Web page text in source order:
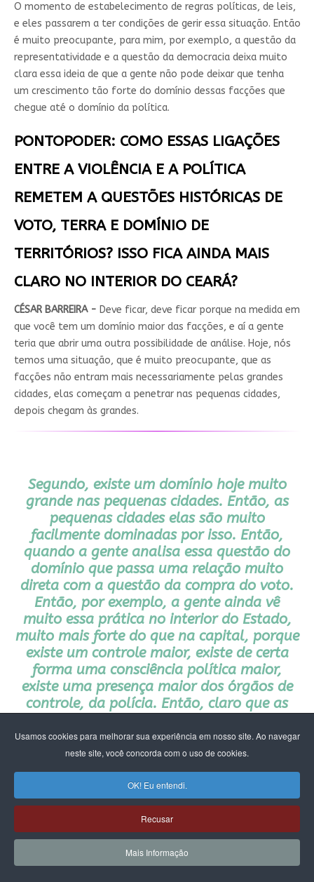
Usamos cookies para melhorar sua experiência em nosso site. Ao navegar
neste site, você concorda com o uso de cookies.
OK! Eu entendi.
Recusar
Mais Informação
O momento de estabelecimento de regras políticas, de leis,
e eles passarem a ter condições de gerir essa situação. Então
é muito preocupante, para mim, por exemplo, a questão da
representatividade e a questão da democracia deixa muito
clara essa ideia de que a gente não pode deixar que tenha
um crescimento tão forte do domínio dessas facções que
chegue até o domínio da política.
PONTOPODER: COMO ESSAS LIGAÇÕES
ENTRE A VIOLÊNCIA E A POLÍTICA
REMETEM A QUESTÕES HISTÓRICAS DE
VOTO, TERRA E DOMÍNIO DE
TERRITÓRIOS? ISSO FICA AINDA MAIS
CLARO NO INTERIOR DO CEARÁ?
CÉSAR BARREIRA - Deve ficar, deve ficar porque na medida em
que você tem um domínio maior das facções, e aí a gente
teria que abrir uma outra possibilidade de análise. Hoje, nós
temos uma situação, que é muito preocupante, que as
facções não entram mais necessariamente pelas grandes
cidades, elas começam a penetrar nas pequenas cidades,
depois chegam às grandes.
Segundo, existe um domínio hoje muito
grande nas pequenas cidades. Então, as
pequenas cidades elas são muito
facilmente dominadas por isso. Então,
quando a gente analisa essa questão do
domínio que passa uma relação muito
direta com a questão da compra do voto.
Então, por exemplo, a gente ainda vê
muito essa prática no interior do Estado,
muito mais forte do que na capital, porque
existe um controle maior, existe de certa
forma uma consciência política maior,
existe uma presença maior dos órgãos de
controle, da polícia. Então, claro que as
que elas entram aonde existem áreas mais
vulneráveis no sentido da segurança.
César Barreira
Sociólogo e coordenador do LEV da UFC e
do INViPS